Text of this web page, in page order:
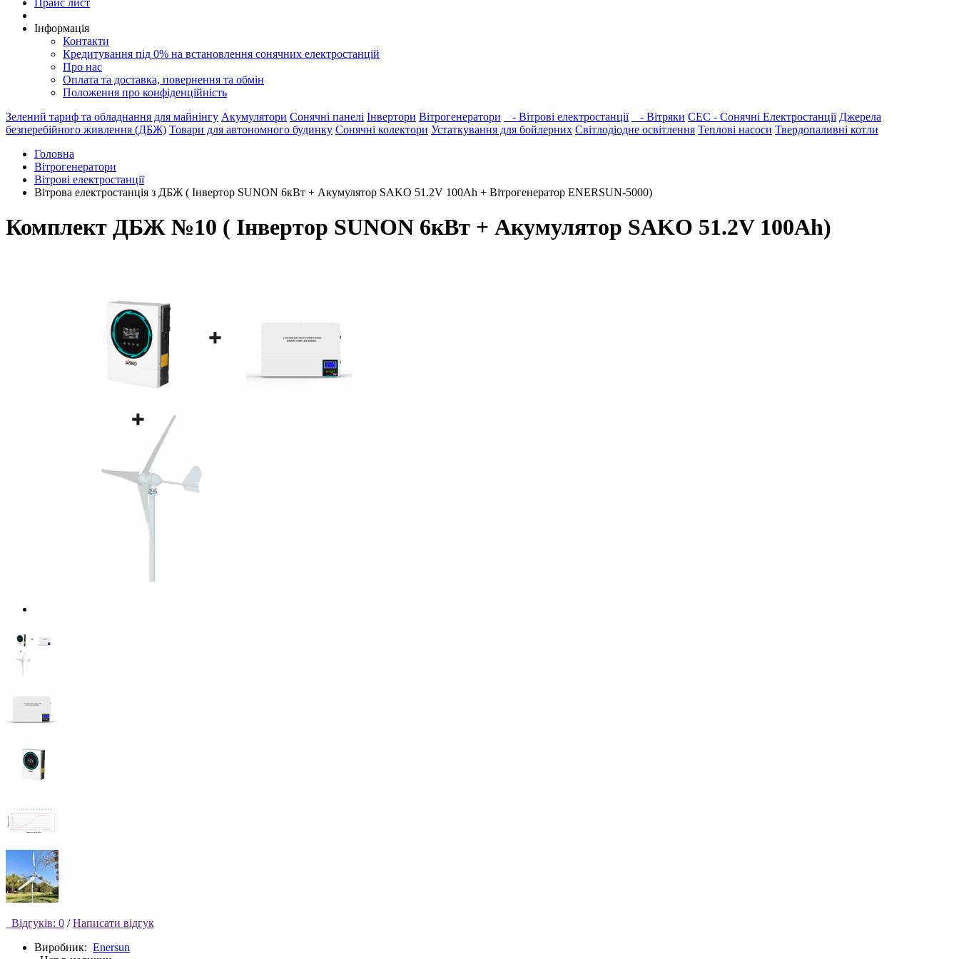
Прайс лист
Інформація
Контакти
Кредитування під 0% на встановлення сонячних електростанцій
Про нас
Оплата та доставка, повернення та обмін
Положення про конфіденційність
Зелений тариф та обладнання для майнінгу Акумулятори Сонячні панелі Інвертори Вітрогенератори - Вітрові електростанції - Вітряки СЕС - Сонячні Електростанції Джерела
безперебійного живлення (ДБЖ) Товари для автономного будинку Сонячні колектори Устаткування для бойлерних Світлодіодне освітлення Теплові насоси Твердопаливні котли
Головна
Вітрогенератори
Вітрові електростанції
Вітрова електростанція з ДБЖ ( Інвертор SUNON 6кВт + Акумулятор SAKO 51.2V 100Ah + Вітрогенератор ENERSUN-5000)
Комплект ДБЖ №10 ( Інвертор SUNON 6кВт + Акумулятор SAKO 51.2V 100Ah)
Відгуків: 0 / Написати відгук
Виробник: Enersun